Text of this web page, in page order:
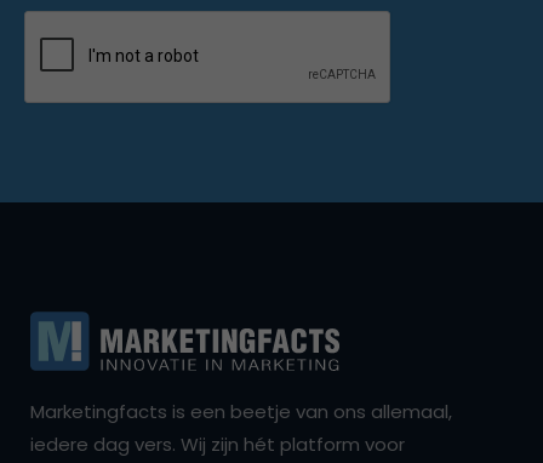
Marketingfacts is een beetje van ons allemaal,
iedere dag vers. Wij zijn hét platform voor